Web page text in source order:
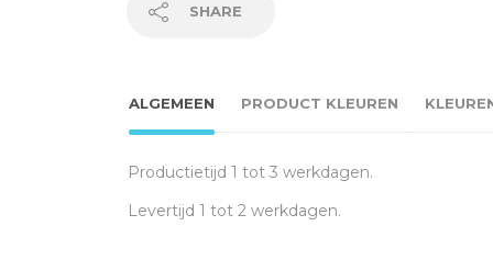
SHARE
ALGEMEEN PRODUCT KLEUREN
Productietijd 1 tot 3 werkdagen.
Levertijd 1 tot 2 werkdagen.